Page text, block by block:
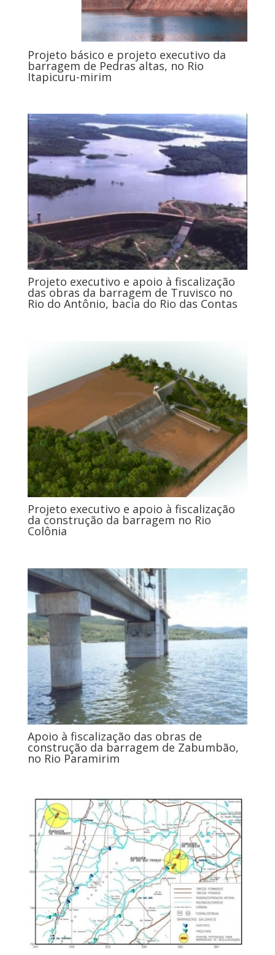
Projeto básico e projeto executivo da
barragem de Pedras altas, no Rio
Itapicuru-mirim
Projeto executivo e apoio à fiscalização
das obras da barragem de Truvisco no
Rio do Antônio, bacia do Rio das Contas
Projeto executivo e apoio à fiscalização
da construção da barragem no Rio
Colônia
Apoio à fiscalização das obras de
construção da barragem de Zabumbão,
no Rio Paramirim